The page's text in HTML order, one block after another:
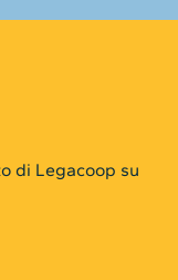
di Legacoop su